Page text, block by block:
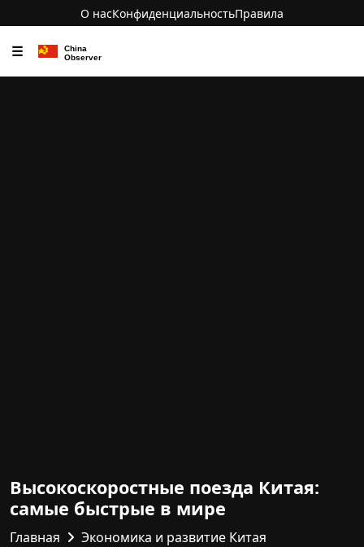
О насКонфиденциальностьПравила
☰
Высокоскоростные поезда Китая:
самые быстрые в мире
Главная
Экономика и развитие Китая